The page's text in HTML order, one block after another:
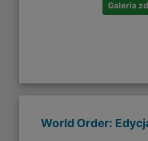
Galeria
World Order: